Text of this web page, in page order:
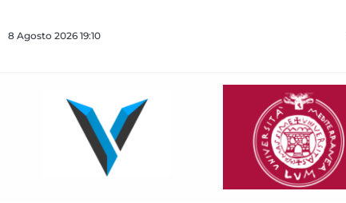
8 Agosto 2026 19:10